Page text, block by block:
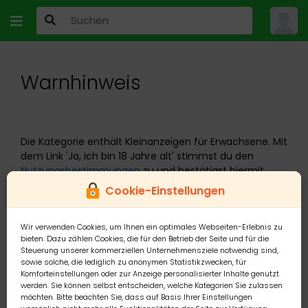
Cookie-Einstellungen
Wir verwenden Cookies, um Ihnen ein optimales Webseiten-Erlebnis zu
bieten. Dazu zählen Cookies, die für den Betrieb der Seite und für die
Steuerung unserer kommerziellen Unternehmensziele notwendig sind,
sowie solche, die lediglich zu anonymen Statistikzwecken, für
Komforteinstellungen oder zur Anzeige personalisierter Inhalte genutzt
werden. Sie können selbst entscheiden, welche Kategorien Sie zulassen
möchten. Bitte beachten Sie, dass auf Basis Ihrer Einstellungen
Warnhinweis
Die Kategorie enthält Kleinanzeigen für Erwachsene. Mit
dem Link 'Ja, ich bin 18 Jahre alt' stimmst du den
Nutzungsbestimmungenzu und bestätigst hiermit,
Du volljährig bist, gemäss der Festlegung deines
Landes oder deiner Religion
Du dir über schockierende Texte oder Bilder in
gewissen Anzeigen bewusst bist
Du das Vorhandensein dieser Kategorie, welche nur
einem volljährigen Publikum offen steht,